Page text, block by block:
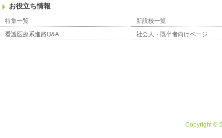
お役立ち情報
特集一覧
新設校一覧
看護医療系進路Q&A
社会人・既卒者向けページ
Copyright ©